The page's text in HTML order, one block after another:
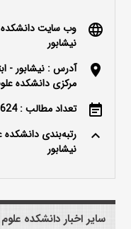
language
وب سایت دانشکده
نیشابور
location_on
آدرس : نیشابور -
مرکزی دانشکده
event_note تعداد مطالب : 1624
keyboard_arrow_up
رتبه‌بندی
نیشابور
سایر اخبار دانشکده